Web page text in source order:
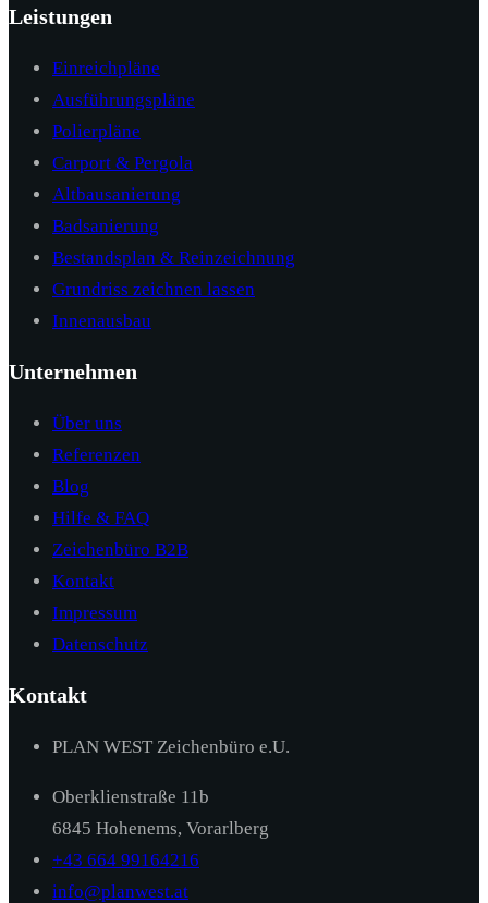
Leistungen
Einreichpläne
Ausführungspläne
Polierpläne
Carport & Pergola
Altbausanierung
Badsanierung
Bestandsplan & Reinzeichnung
Grundriss zeichnen lassen
Innenausbau
Unternehmen
Über uns
Referenzen
Blog
Hilfe & FAQ
Zeichenbüro B2B
Kontakt
Impressum
Datenschutz
Kontakt
PLAN WEST Zeichenbüro e.U.
Oberklienstraße 11b
6845 Hohenems, Vorarlberg
+43 664 99164216
info@planwest.at